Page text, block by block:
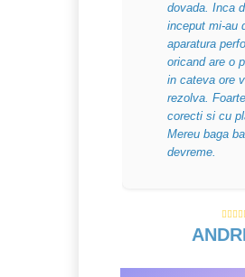
dovada. Inca
inceput mi-au
aparatura
oricand are o
in cateva ore
rezolva.
corecti si cu
Mereu baga
devreme.